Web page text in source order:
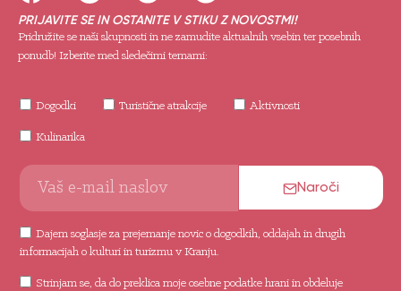
PRIJAVITE SE IN OSTANITE V STIKU Z NOVOSTMI!
Pridružite se naši skupnosti in ne zamudite aktualnih vsebin ter posebnih
ponudb! Izberite med sledečimi temami:
Dogodki Turistične atrakcije Aktivnosti
Kulinarika
Dajem soglasje za prejemanje novic o dogodkih, oddajah in drugih
informacijah o kulturi in turizmu v Kranju.
Strinjam se, da do preklica moje osebne podatke hrani in obdeluje
Naroči